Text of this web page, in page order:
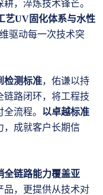
，淬炼技术锋芒。
艺UV固化体系与水性
驱动每一次技术突
检测标准，佑谦以持
链路闭环，将工程技
流程。 以卓越标准
，成就客户长期信
全链路能力覆盖亚
品，更提供从技术对